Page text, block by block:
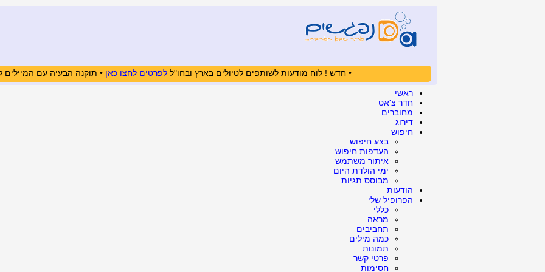
• חדש ! לוח מודעות לשותפים לטיולים בארץ ובחו"ללפרטים לחצו כאן • תוקנה הבעיה עם
ראשי
חדר צ'אט
מחוברים
דירוג
חיפוש
בצע חיפוש
העדפות חיפוש
איתור משתמש
ימי הולדת היום
מבוסס תגיות
הודעות
הפרופיל שלי
כללי
מראה
תחביבים
כמה מילים
תמונות
פרטי קשר
חסימות